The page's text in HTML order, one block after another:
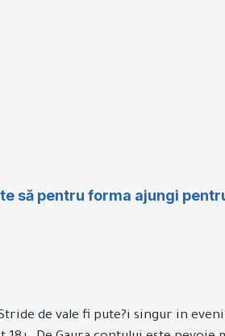
să pentru forma ajungi
de vale fi pute?i singur in